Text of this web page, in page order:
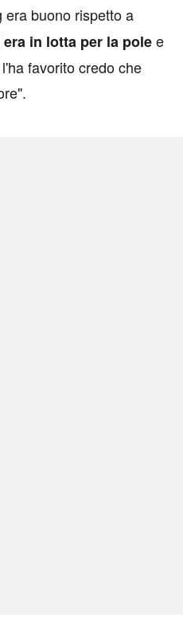
era buono rispetto a
era in lotta per la polee
favorito credo che